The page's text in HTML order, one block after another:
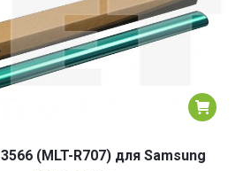
(MLT-R707) для Samsung